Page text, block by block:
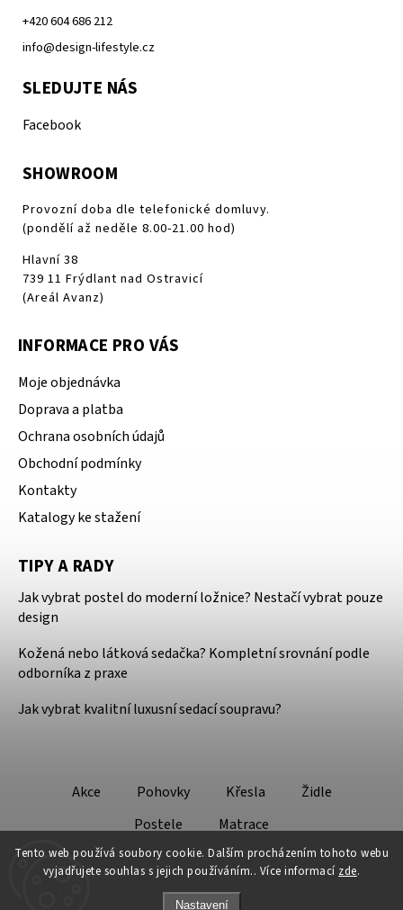
Tento web používá soubory cookie. Dalším procházením tohoto webu
vyjadřujete souhlas s jejich používáním.. Více informací zde.
Nastavení
+420 604 686 212
info@design-lifestyle.cz
SLEDUJTE NÁS
Facebook
SHOWROOM
Provozní doba dle telefonické domluvy.
(pondělí až neděle 8.00-21.00 hod)
Hlavní 38
739 11 Frýdlant nad Ostravicí
(Areál Avanz)
INFORMACE PRO VÁS
Moje objednávka
Doprava a platba
Ochrana osobních údajů
Obchodní podmínky
Kontakty
Katalogy ke stažení
TIPY A RADY
Jak vybrat postel do moderní ložnice? Nestačí vybrat pouze
design
Kožená nebo látková sedačka? Kompletní srovnání podle
odborníka z praxe
Jak vybrat kvalitní luxusní sedací soupravu?
Akce Pohovky Křesla
Židle
Postele
Matrace